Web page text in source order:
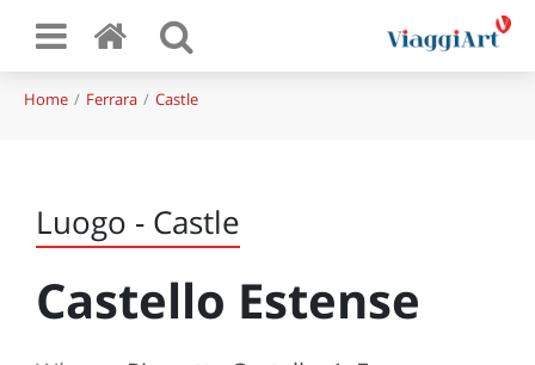
Home Ferrara Castle
Luogo - Castle
Castello Estense